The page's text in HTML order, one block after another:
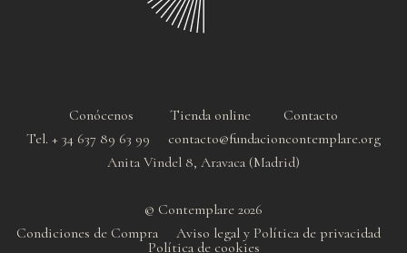
Conócenos Tienda online
Contacto
Tel. + 34 637 89 63 99 contacto@fundacioncontemplare.org
Anita Vindel 8, Aravaca (Madrid)
© Contemplare 2026
Condiciones de Compra
Aviso legal y Política de privacidad
Política de cookies